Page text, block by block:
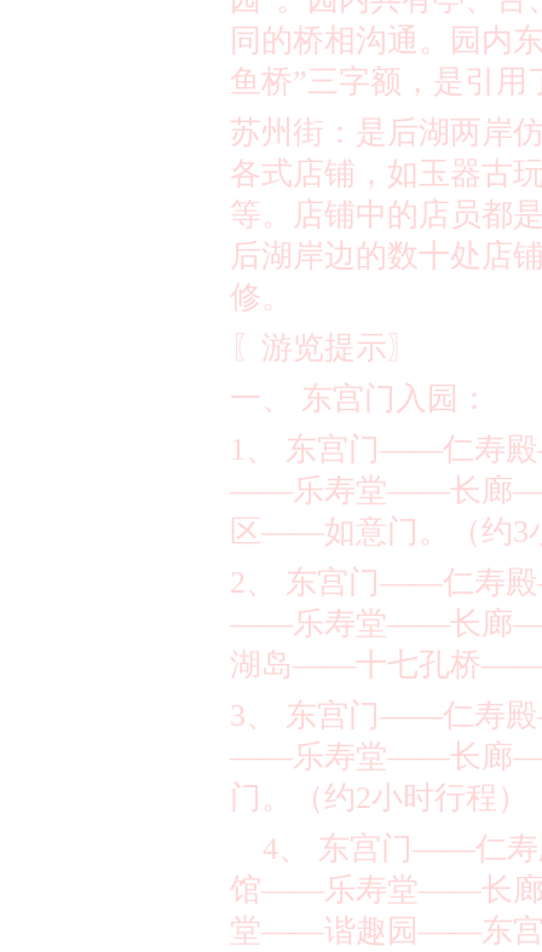
同的桥相沟通。园内
鱼桥”三字额，是引用
苏州街：是后湖两岸
各式店铺，如玉器古
等。店铺中的店员都
后湖岸边的数十处店
修。
〖游览提示〗
一、 东宫门入园：
1、 东宫门——仁寿殿
——乐寿堂——长廊
区——如意门。（约3
2、 东宫门——仁寿殿
——乐寿堂——长廊
湖岛——十七孔桥
3、 东宫门——仁寿殿
——乐寿堂——长廊
门。（约2小时行程）
4、 东宫门——仁
馆——乐寿堂——长
堂——谐趣园 ——东